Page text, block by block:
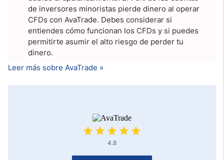
de inversores minoristas pierde dinero al operar
CFDs con AvaTrade. Debes considerar si
entiendes cómo funcionan los CFDs y si puedes
permitirte asumir el alto riesgo de perder tu
dinero.
Leer más sobre AvaTrade »
4.8